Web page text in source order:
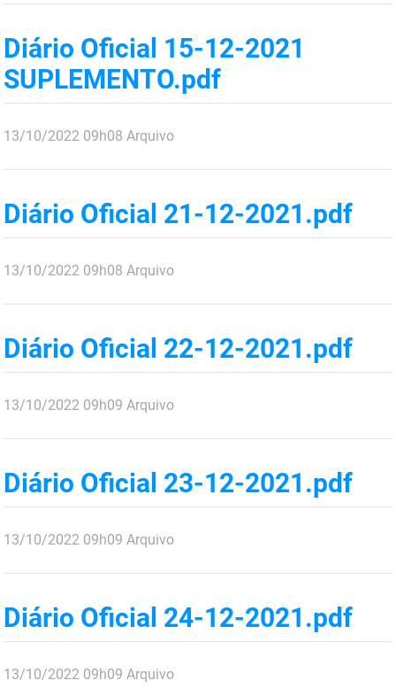
Diário Oficial 15-12-2021
SUPLEMENTO.pdf
publicado
13/10/2022 09h08 Arquivo
Diário Oficial 21-12-2021.pdf
publicado
13/10/2022 09h08 Arquivo
Diário Oficial 22-12-2021.pdf
publicado
13/10/2022 09h09 Arquivo
Diário Oficial 23-12-2021.pdf
publicado
13/10/2022 09h09 Arquivo
Diário Oficial 24-12-2021.pdf
publicado
13/10/2022 09h09 Arquivo